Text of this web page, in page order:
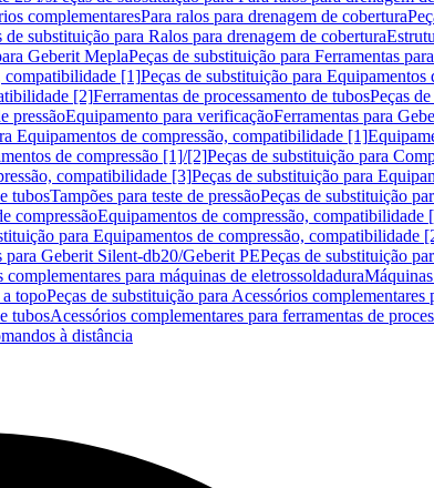
complementaresPara ralos para drenagem de cobertura
de substituição para Ralos para drenagem de cobertura
Geberit MeplaPeças de substituição para Ferramentas
compatibilidade [1]Peças de substituição para
[2]Ferramentas de processamento de tubosPeças
pressãoEquipamento para verificaçãoFerramentas para
Equipamentos de compressão, compatibilidade [1]
de compressão [1]/[2]Peças de substituição para
compatibilidade [3]Peças de substituição para
tubosTampões para teste de pressãoPeças de substituição
compressãoEquipamentos de compressão, compatibilidade
para Equipamentos de compressão, compatibilidade
para Geberit Silent-db20/Geberit PEPeças de substituição
complementares para máquinas de eletrossoldadura
topoPeças de substituição para Acessórios
tubosAcessórios complementares para ferramentas de
à distância